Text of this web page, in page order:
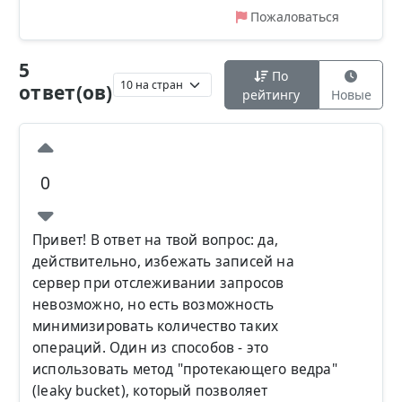
Пожаловаться
5
ответ(ов)
По
рейтингу
Новые
0
Привет! В ответ на твой вопрос: да,
действительно, избежать записей на
сервер при отслеживании запросов
невозможно, но есть возможность
минимизировать количество таких
операций. Один из способов - это
использовать метод "протекающего ведра"
(leaky bucket), который позволяет